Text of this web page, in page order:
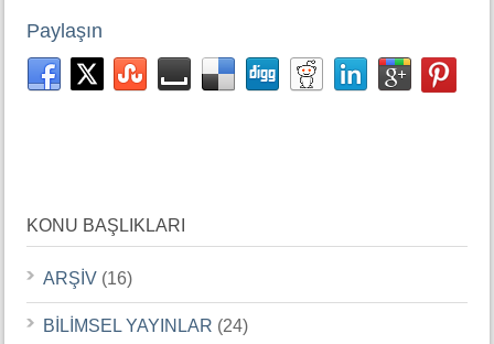
Paylaşın
KONU BAŞLIKLARI
ARŞİV (16)
BİLİMSEL YAYINLAR (24)